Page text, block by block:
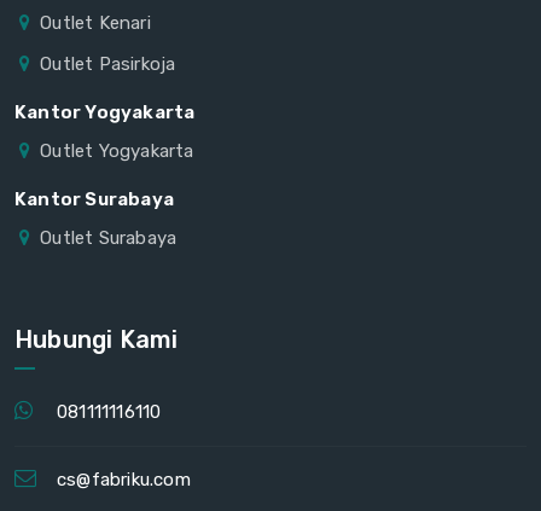
Outlet Kenari
Outlet Pasirkoja
Kantor Yogyakarta
Outlet Yogyakarta
Kantor Surabaya
Outlet Surabaya
Hubungi Kami
081111116110
cs@fabriku.com